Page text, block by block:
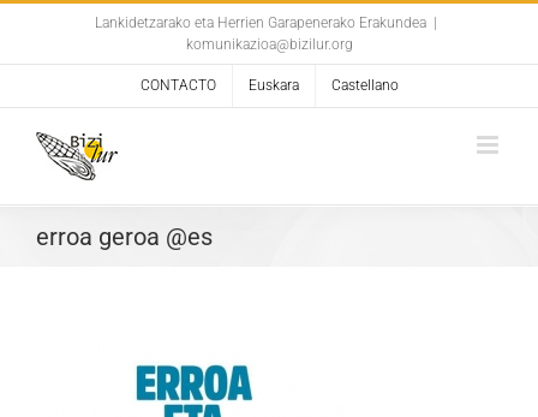
Lankidetzarako eta Herrien Garapenerako Erakundea
komunikazioa@bizilur.org
CONTACTO Euskara Castellano
erroa geroa @es